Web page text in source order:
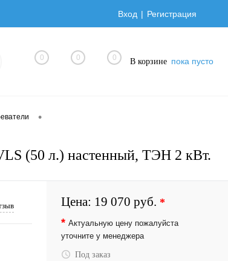
Вход Регистрация
0 0 0 В корзине пока пусто
•
(50 л.) настенный, ТЭН 2 кВт.
Цена: 19 070 руб. *
* Актуальную цену пожалуйста
уточните у менеджера
Под заказ